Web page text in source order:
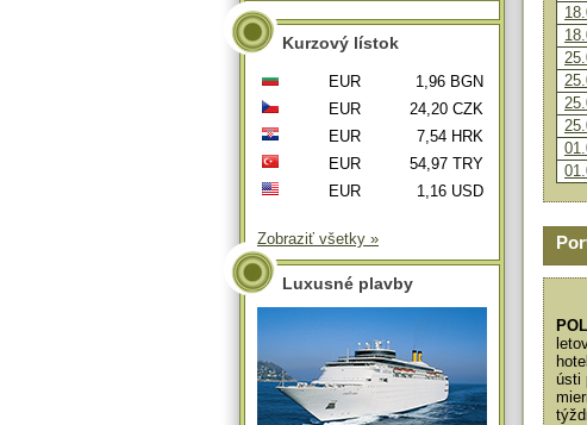
ústi
Kurzový lístok
EUR
1,96 BGN
EUR
24,20 CZK
EUR
7,54 HRK
EUR
54,97 TRY
EUR
1,16 USD
Zobraziť všetky »
Luxusné plavby